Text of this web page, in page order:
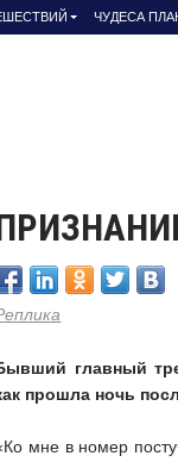
ЧУДЕСА
главный
прошла ночь
мне в номер